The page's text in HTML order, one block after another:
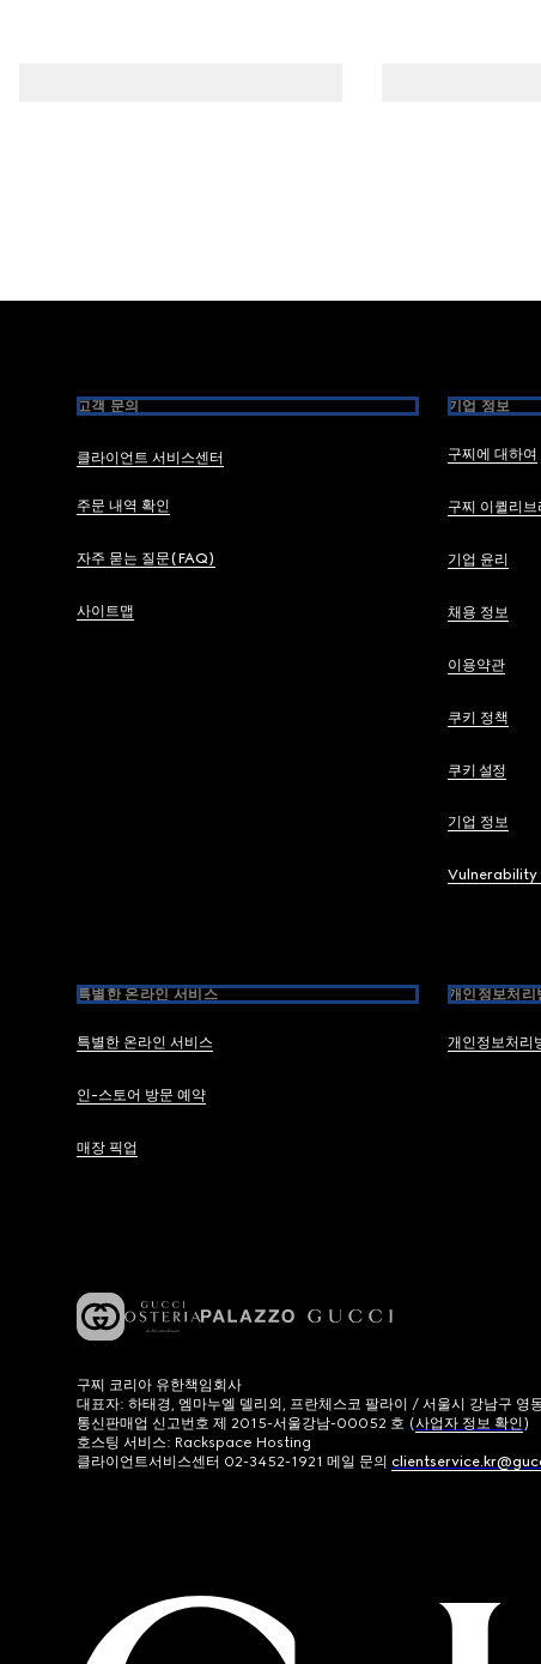
고객 문의
클라이언트 서비스센터
주문 내역 확인
자주 묻는 질문(FAQ)
사이트맵
기업 정보
구찌에 대하여
구찌 이퀼리브
기업 윤리
채용 정보
이용약관
쿠키 정책
쿠키 설정
기업 정보
Vulnerability
특별한 온라인 서비스
특별한 온라인 서비스
인-스토어 방문 예약
매장 픽업
개인정보처리
개인정보처리
구찌 코리아 유한책임회사
대표자: 하태경, 엠마누엘 델리외, 프란체스코 팔라이 / 서울시 강남구
통신판매업 신고번호 제 2015-서울강남-00052 호 (사업자 정보 확인)
호스팅 서비스: Rackspace Hosting
클라이언트서비스센터 02-3452-1921 메일 문의